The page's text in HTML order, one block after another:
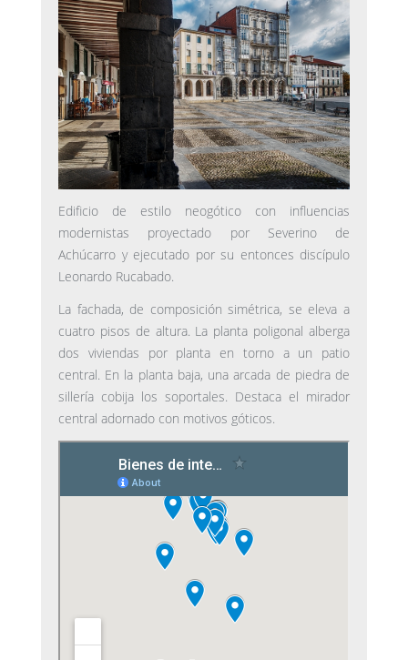
Edificio de estilo neogótico con influencias
modernistas proyectado por Severino de
Achúcarro y ejecutado por su entonces discípulo
Leonardo Rucabado.
La fachada, de composición simétrica, se eleva a
cuatro pisos de altura. La planta poligonal alberga
dos viviendas por planta en torno a un patio
central. En la planta baja, una arcada de piedra de
sillería cobija los soportales. Destaca el mirador
central adornado con motivos góticos.